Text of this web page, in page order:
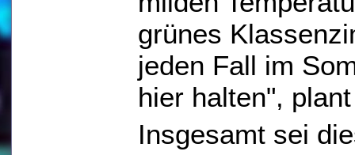
grünes
jeden Fall im
hier halten",
Insgesamt sei